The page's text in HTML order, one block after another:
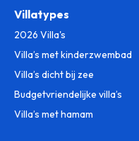
Villatypes
2026 Villa's
Villa’s met kinderzwembad
Villa’s dicht bij zee
Budgetvriendelijke villa’s
Villa’s met hamam